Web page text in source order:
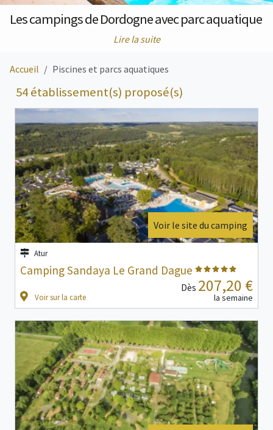
Les campings de Dordogne avec parc aquatique
Lire la suite
Accueil Piscines et parcs aquatiques
54 établissement(s) proposé(s)
Voir le site du camping
Atur
Camping Sandaya Le Grand Dague
Voir sur la carte
Dès 207,20 €
la semaine